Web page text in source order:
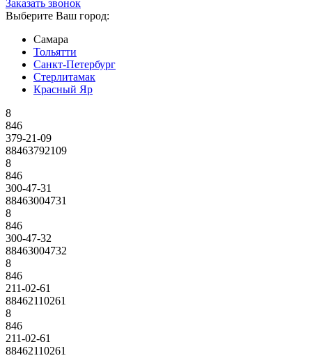
Заказать звонок
Выберите Ваш город:
Самара
Тольятти
Санкт-Петербург
Стерлитамак
Красный Яр
8
846
379-21-09
88463792109
8
846
300-47-31
88463004731
8
846
300-47-32
88463004732
8
846
211-02-61
88462110261
8
846
211-02-61
88462110261